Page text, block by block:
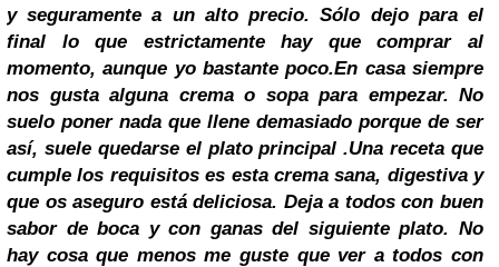
y seguramente a un alto precio. Sólo dejo para el
final lo que estrictamente hay que comprar al
momento, aunque yo bastante poco.En casa siempre
nos gusta alguna crema o sopa para empezar. No
suelo poner nada que llene demasiado porque de ser
así, suele quedarse el plato principal .Una receta que
cumple los requisitos es esta crema sana, digestiva y
que os aseguro está deliciosa. Deja a todos con buen
sabor de boca y con ganas del siguiente plato. No
hay cosa que menos me guste que ver a todos con